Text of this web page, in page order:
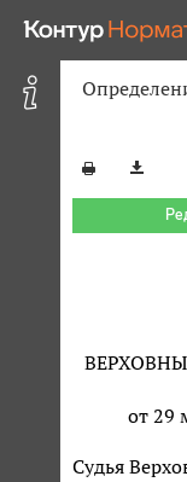
от 29
Судья